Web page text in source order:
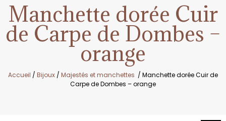
Manchette dorée Cuir
de Carpe de Dombes –
orange
Accueil / Bijoux / Majestés et manchettes / Manchette dorée Cuir de
Carpe de Dombes – orange